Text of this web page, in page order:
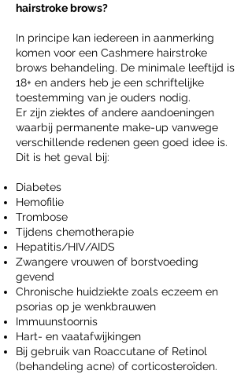
hairstroke brows?
In principe kan iedereen in aanmerking
komen voor een Cashmere hairstroke
brows behandeling. De minimale leeftijd is
18+ en anders heb je een schriftelijke
toestemming van je ouders nodig.
Er zijn ziektes of andere aandoeningen
waarbij permanente make-up vanwege
verschillende redenen geen goed idee is.
Dit is het geval bij:
Diabetes
Hemofilie
Trombose
Tijdens chemotherapie
Hepatitis/HIV/AIDS
Zwangere vrouwen of borstvoeding
gevend
Chronische huidziekte zoals eczeem en
psorias op je wenkbrauwen
Immuunstoornis
Hart- en vaatafwijkingen
Bij gebruik van Roaccutane of Retinol
(behandeling acne) of corticosteroïden.